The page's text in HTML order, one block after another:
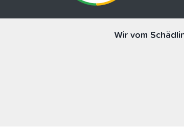
Wir vom